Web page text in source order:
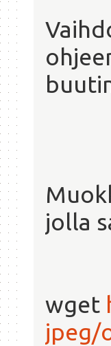
jolla
wget
jpeg/